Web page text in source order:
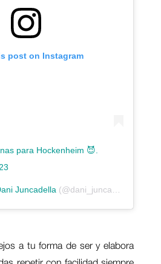
post on Instagram
para Hockenheim 😈.
Juncadella (@dani_juncadella) on
a tu forma de ser y elabora